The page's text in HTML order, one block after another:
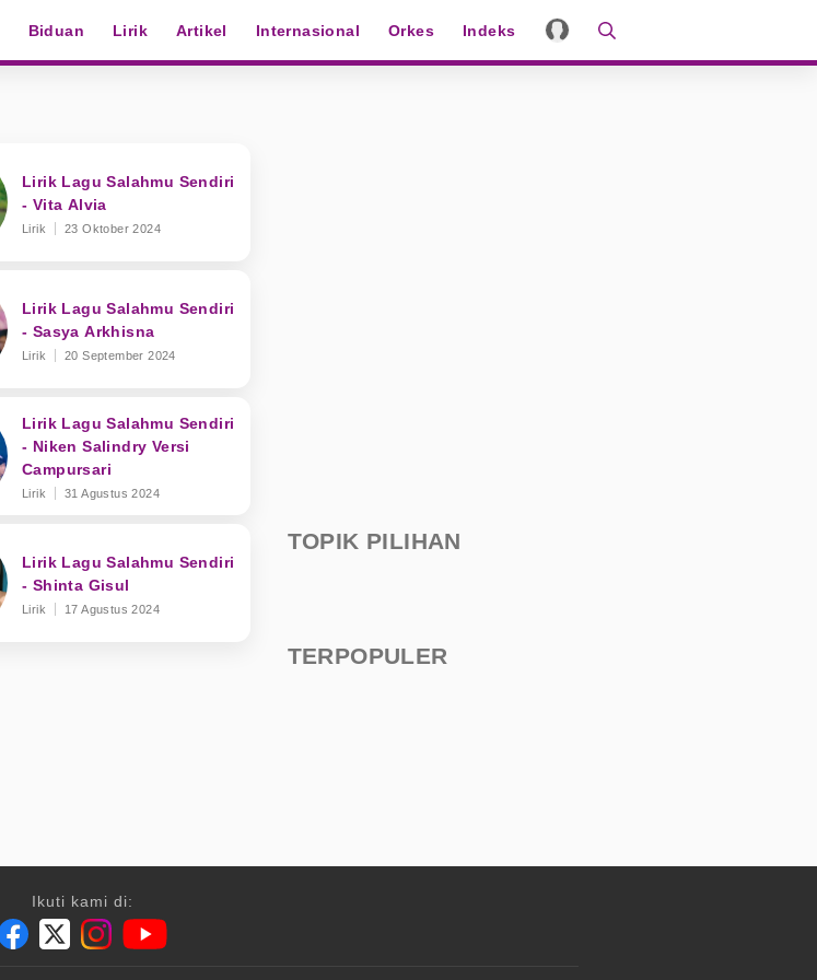
Biduan Lirik Artikel Internasional Orkes Indeks
Lirik Lagu Salahmu Sendiri
- Vita Alvia
Lirik 23 Oktober 2024
Lirik Lagu Salahmu Sendiri
- Sasya Arkhisna
Lirik 20 September 2024
Lirik Lagu Salahmu Sendiri
- Niken Salindry Versi
Campursari
Lirik 31 Agustus 2024
Lirik Lagu Salahmu Sendiri
- Shinta Gisul
Lirik 17 Agustus 2024
TOPIK PILIHAN
TERPOPULER
Ikuti kami di: